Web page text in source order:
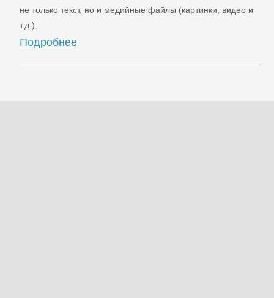
не только текст, но и медийные файлы (картинки, видео и
т.д.).
Подробнее